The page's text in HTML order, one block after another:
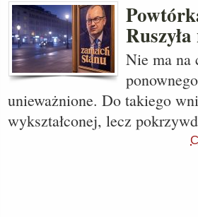
Nie ma na
unieważnione. Do takiego
wykształconej, lecz